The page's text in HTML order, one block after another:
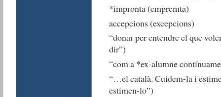
*impronta (empremta)
accepcions (excepcions)
“donar per entendre el que
dir”)
“com a *ex-alumne
“…el català. Cuidem-la i
estimen-lo”)